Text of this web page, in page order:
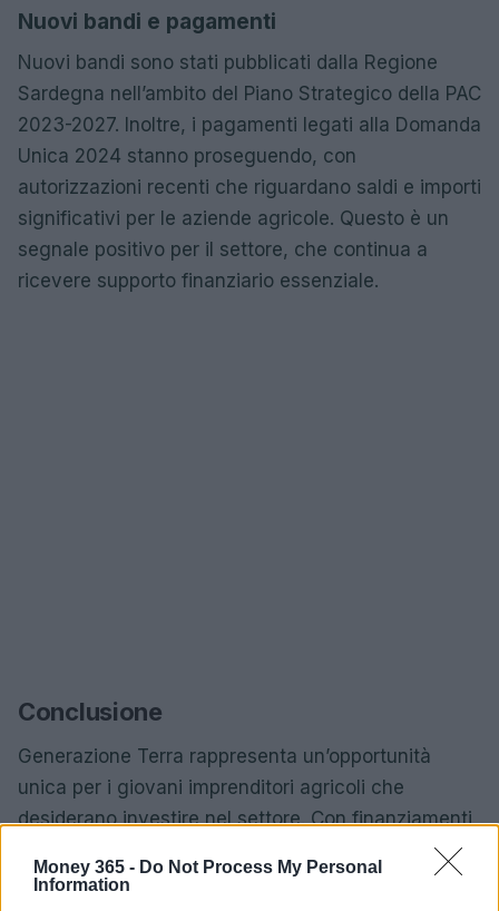
Money 365 - Do Not Process My Personal
Information
Nuovi bandi e pagamenti
Nuovi bandi sono stati pubblicati dalla Regione
Sardegna nell’ambito del Piano Strategico della PAC
2023-2027. Inoltre, i pagamenti legati alla Domanda
Unica 2024 stanno proseguendo, con
autorizzazioni recenti che riguardano saldi e importi
significativi per le aziende agricole. Questo è un
segnale positivo per il settore, che continua a
ricevere supporto finanziario essenziale.
Conclusione
Generazione Terra rappresenta un’opportunità
unica per i giovani imprenditori agricoli che
desiderano investire nel settore. Con finanziamenti
programma offre un supporto concreto per avviare